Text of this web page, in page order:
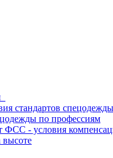
стандартов спецодежды
по профессиям
ФСС - условия
высоте